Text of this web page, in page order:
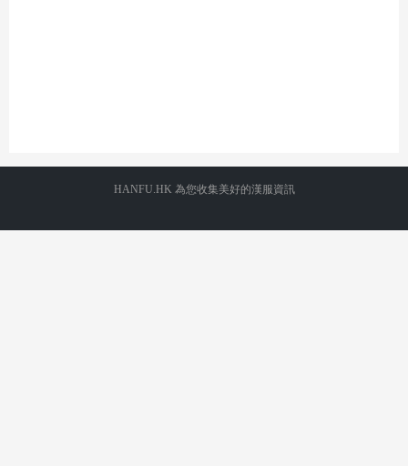
HANFU.HK 為您收集美好的漢服資訊